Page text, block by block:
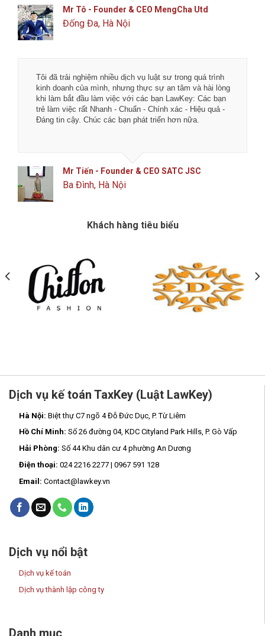
Mr Tô - Founder & CEO MengCha Utd
Đống Đa, Hà Nội
Tôi đã trải nghiệm nhiều dịch vụ luật sư trong quá trình
kinh doanh của mình, nhưng thực sự an tâm và hài lòng
khi làm bắt đầu làm việc với các bạn LawKey: Các bạn
trẻ làm việc rất Nhanh - Chuẩn - Chính xác - Hiệu quả -
Đáng tin cậy. Chúc các bạn phát triển hơn nữa.
Mr Tiến - Founder & CEO SATC JSC
Ba Đình, Hà Nội
Khách hàng tiêu biểu
Dịch vụ kế toán TaxKey (Luật LawKey)
Hà Nội: Biệt thự C7 ngõ 4 Đỗ Đức Dục, P. Từ Liêm
Hồ Chí Minh: Số 26 đường 04, KDC Cityland Park Hills, P. Gò Vấp
Hải Phòng: Số 44 Khu dân cư 4 phường An Dương
Điện thoại: 024 2216 2277 | 0967 591 128
Email: Contact@lawkey.vn
Dịch vụ nổi bật
Dịch vụ kế toán
Dịch vụ thành lập công ty
Danh mục